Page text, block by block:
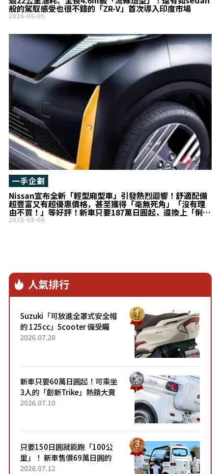
般的駕馭感受也很不錯的「ZR-V」首次導入印度市場
2026-06-05
Nissan宣布全新「輕型廂型車」引發熱烈迴響！舒適配備
超豐富又有超優惠價格，甚至獲得「毫無死角」「沒有理
由不買！」等好評！新車只要187萬日圓起，還換上「俐落
車頭」的全新Sakura小改款車型，在實際銷售現場的「真
一手企劃
2026-08-08
人氣排行
Suzuki「可放進全罩式安全帽
的 125cc」Scooter 備受矚
目！採用全新流線設計與各項
2026.07.20
新車只要60萬日圓起！可乘坐
3人的「創新Trike」熱銷大賣
成為人氣車款！「養車成本真
2026.07.10
只要150日圓就能跑「100公
里」！ 新車售價69萬日圓的
「3人座」Trike大受歡迎！ 順
2026.07.12